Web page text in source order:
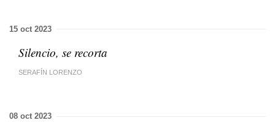
15 oct 2023
Silencio, se recorta
SERAFÍN LORENZO
08 oct 2023